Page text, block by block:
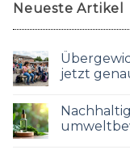
Neueste Artikel
jetzt